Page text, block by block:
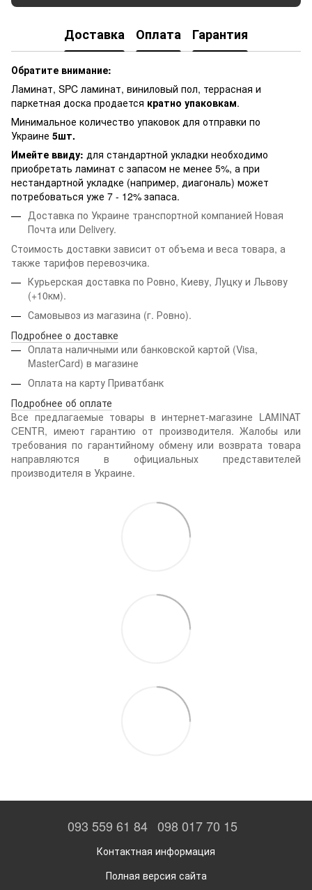
Доставка Оплата Гарантия
Обратите внимание:
Ламинат, SPC ламинат, виниловый пол, террасная и
паркетная доска продается кратно упаковкам.
Минимальное количество упаковок для отправки по
Украине 5шт.
Имейте ввиду: для стандартной укладки необходимо
приобретать ламинат с запасом не менее 5%, а при
нестандартной укладке (например, диагональ) может
потребоваться уже 7 - 12% запаса.
Доставка по Украине транспортной компанией Новая
Почта или Delivery.
Стоимость доставки зависит от объема и веса товара, а
также тарифов перевозчика.
Курьерская доставка по Ровно, Киеву, Луцку и Львову
(+10км).
Самовывоз из магазина (г. Ровно).
Подробнее о доставке
Оплата наличными или банковской картой (Visa,
MasterCard) в магазине
Оплата на карту Приватбанк
Подробнее об оплате
Все предлагаемые товары в интернет-магазине LAMINAT
CENTR, имеют гарантию от производителя. Жалобы или
требования по гарантийному обмену или возврата товара
направляются в официальных представителей
производителя в Украине.
093 559 61 84 098 017 70 15
Контактная информация
Полная версия сайта